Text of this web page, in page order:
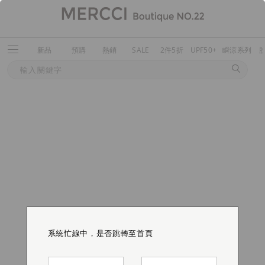
新品 預購 熱銷 SALE 2件5折 UPF50+ 瞬涼系列
系統忙線中，是否跳轉至首頁
系統忙線中，是否跳轉至首頁
系統忙線中，是否跳轉至首頁
系統忙線中，是否跳轉至首頁
系統忙線中，是否跳轉至首頁